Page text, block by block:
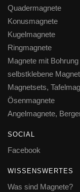
Quadermagnete
Konusmagnete
Kugelmagnete
Ringmagnete
Magnete mit Bohrung
selbstklebene
Magnetsets,
Ösenmagnete
Angelmagnete,
SOCIAL
Facebook
WISSENSWERTES
Was sind Magnete?